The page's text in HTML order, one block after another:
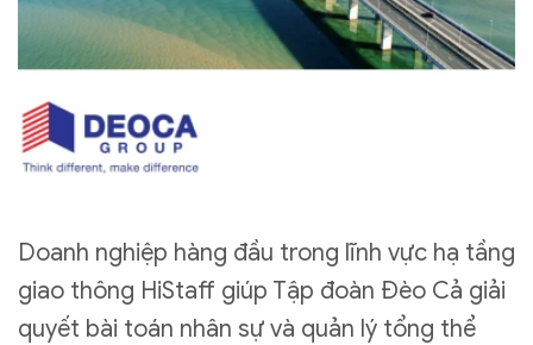
Doanh nghiệp hàng đầu trong lĩnh vực hạ tầng
giao thông HiStaff giúp Tập đoàn Đèo Cả giải
quyết bài toán nhân sự và quản lý tổng thể